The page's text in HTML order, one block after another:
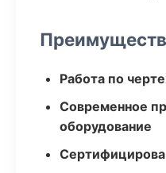
Работа по
Современное
оборудование